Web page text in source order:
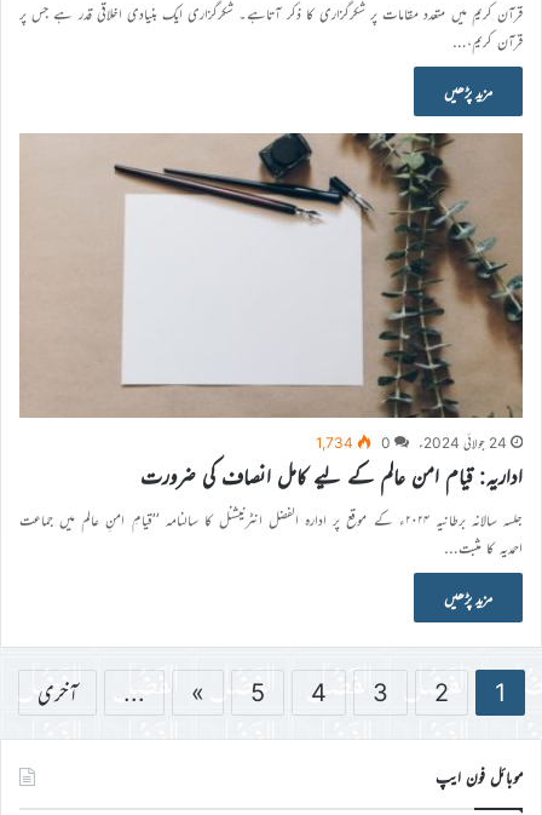
قرآن کریم میں متعدد مقامات پر شکرگزاری کا ذکر آتاہے۔ شکرگزاری ایک بنیادی اخلاقی قدر ہے جس پر
قرآن کریم،…
مزید پڑھیں
24 جولائی 2024ء 0
1,734
اداریہ: قیام امن عالم کے لیے کامل انصاف کی ضرورت
جلسہ سالانہ برطانیہ ۲۰۲۴ء کے موقع پر ادارہ الفضل انٹرنیشنل کا سالنامہ ’’قیامِ امنِ عالم میں جماعت
احمدیہ کا مثبت…
مزید پڑھیں
1
2
3
4
5
»
... آخری
موبائل فون ایپ